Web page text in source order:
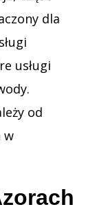
dla
usługi
od
w